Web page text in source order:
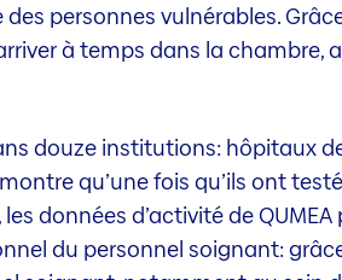
personnes vulnérables.
à temps dans la chambre,
douze institutions: hôpitaux
qu’une fois qu’ils ont
données d’activité de
du personnel soignant: